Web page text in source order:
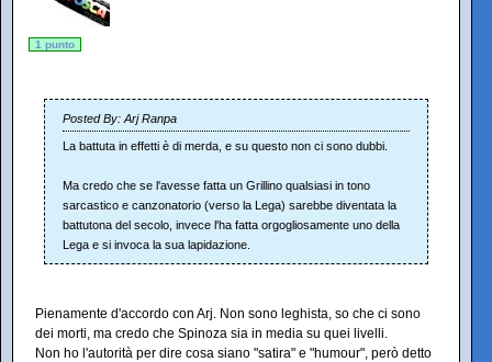
1 punto
Posted By: Arj Ranpa
La battuta in effetti è di merda, e su questo non ci sono dubbi.
Ma credo che se l'avesse fatta un Grillino qualsiasi in tono
sarcastico e canzonatorio (verso la Lega) sarebbe diventata la
battutona del secolo, invece l'ha fatta orgogliosamente uno della
Lega e si invoca la sua lapidazione.
Pienamente d'accordo con Arj. Non sono leghista, so che ci sono
dei morti, ma credo che Spinoza sia in media su quei livelli.
Non ho l'autorità per dire cosa siano "satira" e "humour", però detto